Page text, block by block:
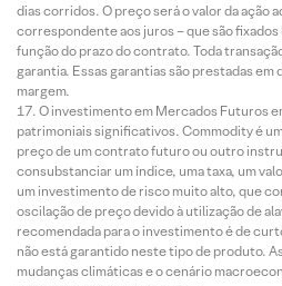
dias corridos. O preço será o valor da ação
correspondente aos juros – que são
função do prazo do contrato. Toda
garantia. Essas garantias são prestadas
margem.
O investimento em Mercados Futuros
patrimoniais significativos. Commodity é
preço de um contrato futuro ou outro
consubstanciar um índice, uma taxa, um
um investimento de risco muito alto, que
oscilação de preço devido à utilização de
recomendada para o investimento é de
não está garantido neste tipo de produto.
mudanças climáticas e o cenário